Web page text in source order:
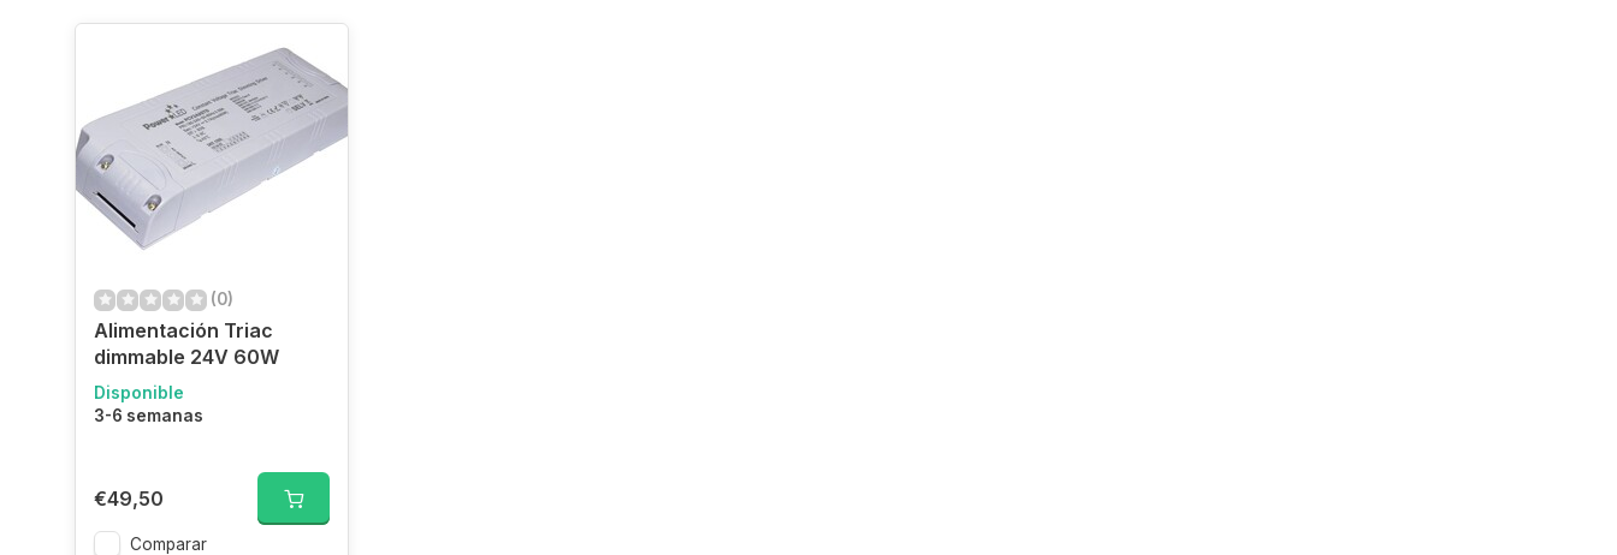
(0)
Alimentación Triac
dimmable 24V 60W
Disponible
3-6 semanas
€49,50
Comparar